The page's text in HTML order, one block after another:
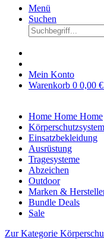
Menü
Suchen
Mein Konto
Warenkorb 0 0,00
Home Home Home
Einsatzbekleidung
Ausrüstung
Tragesysteme
Abzeichen
Outdoor
Marken &
Bundle Deals
Sale
Zur Kategorie